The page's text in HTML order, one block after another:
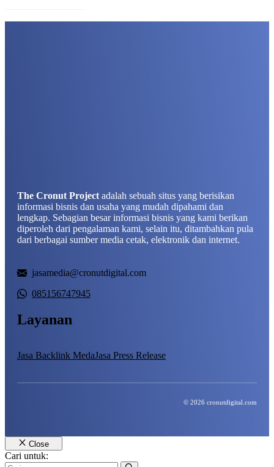
The Cronut Projectadalah sebuah situs yang berisikan
informasi bisnis dan usaha yang mudah dipahami dan
lengkap. Sebagian besar informasi bisnis yang kami berikan
diperoleh dari pengalaman kami, selain itu, ditambahkan pula
dari berbagai sumber media cetak, elektronik dan internet.
jasamedia@cronutdigital.com
085156747945
Layanan
Jasa Backlink MedaJasa Press Release
© 2026 cronutdigital.com
Close
Cari untuk: